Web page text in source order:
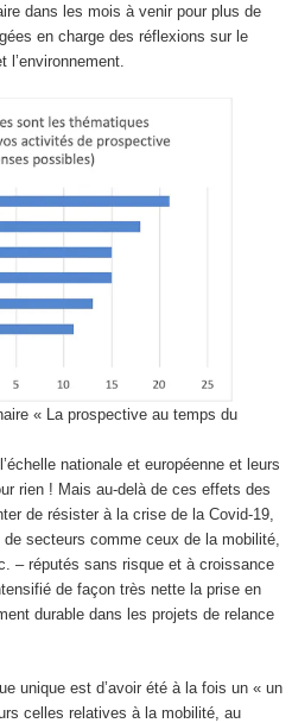
dans les mois à venir pour plus de
en charge des réflexions sur le
l’environnement.
« La prospective au temps du
nationale et européenne et leurs
rien ! Mais au-delà de ces effets des
de résister à la crise de la Covid-19,
de secteurs comme ceux de la mobilité,
– réputés sans risque et à croissance
de façon très nette la prise en
durable dans les projets de relance
unique est d’avoir été à la fois un « un
celles relatives à la mobilité, au